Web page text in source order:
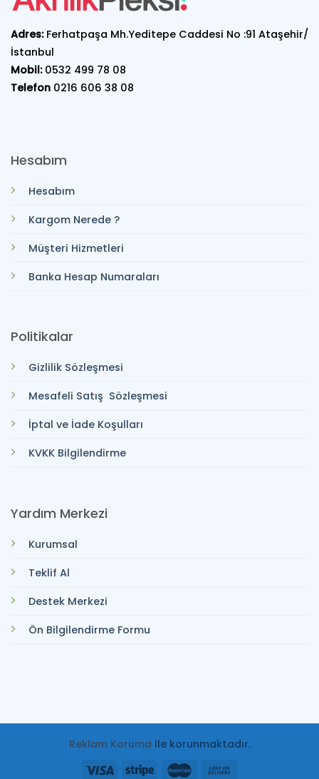
Adres:Ferhatpaşa Mh.Yeditepe Caddesi No :91 Ataşehir/
İstanbul
Mobil: 0532 499 78 08
Telefon 0216 606 38 08
Hesabım
Hesabım
Kargom Nerede ?
Müşteri Hizmetleri
Banka Hesap Numaraları
Politikalar
Gizlilik Sözleşmesi
Mesafeli Satış Sözleşmesi
İptal ve İade Koşulları
KVKK Bilgilendirme
Yardım Merkezi
Kurumsal
Teklif Al
Destek Merkezi
Ön Bilgilendirme Formu
Reklam Koruma ile korunmaktadır.